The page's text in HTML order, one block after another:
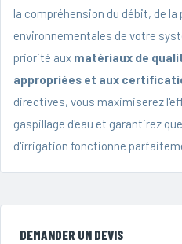
la compréhension du débit, de
environnementales de votre
priorité aux matériaux de
appropriées et aux
directives, vous maximiserez
gaspillage d'eau et garantirez
d'irrigation fonctionne
DEMANDER UN DEVIS